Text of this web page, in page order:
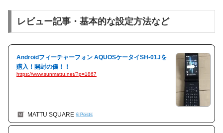
レビュー記事・基本的な設定方法など
Androidフィーチャーフォン AQUOSケータイSH-01Jを
購入！開封の儀！！
https://www.sunmattu.net/?p=1867
MATTU SQUARE 6 Posts